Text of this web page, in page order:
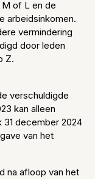
of L en de
arbeidsinkomen.
vermindering
door leden
Z.
verschuldigde
kan alleen
31 december 2024
van het
na afloop van het